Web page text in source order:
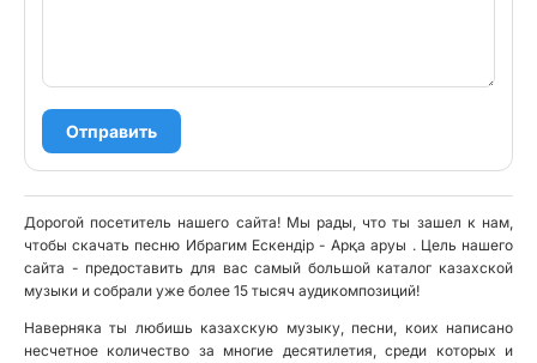
Отправить
Дорогой посетитель нашего сайта! Мы рады, что ты зашел к нам,
чтобы скачать песню Ибрагим Ескендір - Арқа аруы . Цель нашего
сайта - предоставить для вас самый большой каталог казахской
музыки и собрали уже более 15 тысяч аудикомпозиций!
Наверняка ты любишь казахскую музыку, песни, коих написано
несчетное количество за многие десятилетия, среди которых и